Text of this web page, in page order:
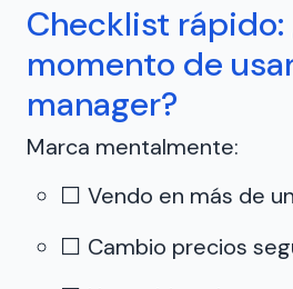
Checklist rápido:
momento de
manager?
Marca mentalmente:
⬜ Vendo en más de
⬜ Cambio precios